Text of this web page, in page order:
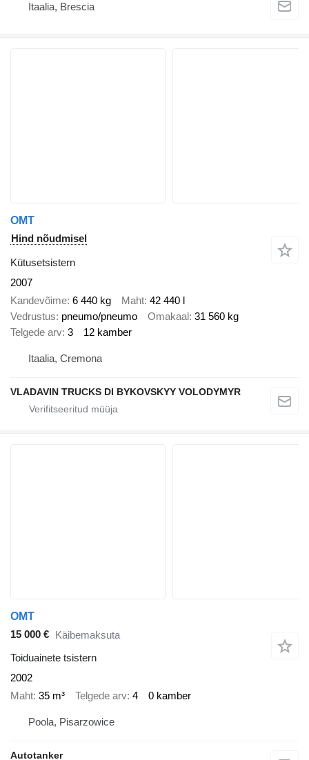
Itaalia, Brescia
OMT
Hind nõudmisel
Kütusetsistern
2007
Kandevõime 6 440 kg Maht 42 440 l
Vedrustus pneumo/pneumo Omakaal 31 560 kg
Telgede arv 3 12 kamber
Itaalia, Cremona
VLADAVIN TRUCKS DI BYKOVSKYY VOLODYMYR
OMT
15 000 € Käibemaksuta
Toiduainete tsistern
2002
Maht 35 m³ Telgede arv 4 0 kamber
Poola, Pisarzowice
Autotanker